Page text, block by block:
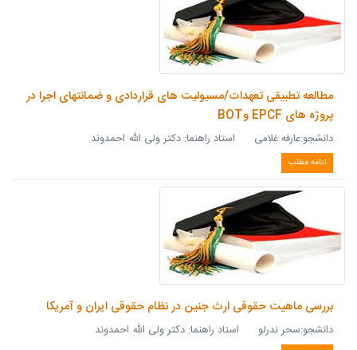
مطالعه تطبیقی تعهدات/مسیولیت های قراردادی و ضمانتهای اجرا در
پروژه های EPCF وBOT
دانشجو:عارفه غلامی استاد راهنما: دکتر ولی الله احمدوند
ادامه مطلب
بررسی ماهیت حقوقی ارث جنین در نظام حقوقی ایران و آمریکا
دانشجو:سحر ندرلو استاد راهنما: دکتر ولی الله احمدوند